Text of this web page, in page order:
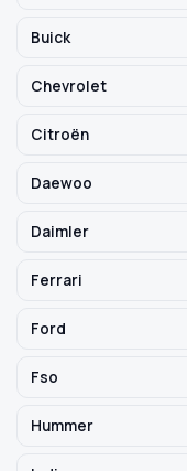
Buick
Chevrolet
Citroën
Daewoo
Daimler
Ferrari
Ford
Fso
Hummer